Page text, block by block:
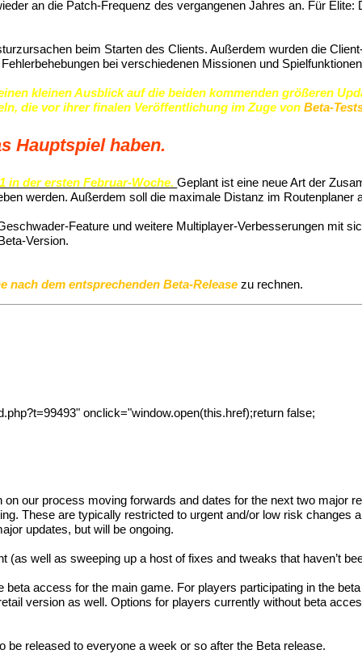
an die Patch-Frequenz des vergangenen Jahres an. Für
beim Starten des Clients. Außerdem wurden die
bei verschiedenen Missionen und
kleinen Ausblick auf die beiden kommenden größeren
die vor ihrer finalen Veröffentlichung im Zuge von Beta-
Hauptspiel haben.
in der ersten Februar-Woche.Geplant ist eine neue Art der
werden. Außerdem soll die maximale Distanz im Routenplaner
Feature und weitere Multiplayer-Verbesserungen mit
Version.
nach dem entsprechenden Beta-Releasezu rechnen.
" onclick="window.open(this.href);return false;
our process moving forwards and dates for the next two major
These are typically restricted to urgent and/or low risk changes
updates, but will be ongoing.
well as sweeping up a host of fixes and tweaks that haven’t
access for the main game. For players participating in the
version as well. Options for players currently without beta
released to everyone a week or so after the Beta release.​